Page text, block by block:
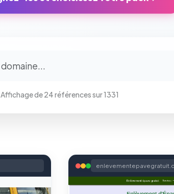
Affichage de 24 références sur 1331